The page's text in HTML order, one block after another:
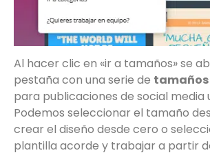
Al hacer clic en «ir a tamaños» se
pestaña con una serie de
para publicaciones de social media
Podemos seleccionar el tamaño
crear el diseño desde cero o
plantilla acorde y trabajar a partir